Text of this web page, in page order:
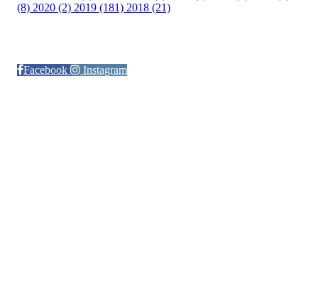
(8) 2020 (2) 2019 (181) 2018 (21)
Facebook
Instagram